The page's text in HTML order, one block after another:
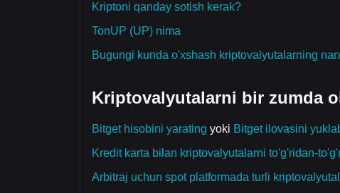
Kriptoni qanday sotish kerak?
TonUP (UP) nima
Bugungi kunda o'xshash kriptovalyutalarning
Kriptovalyutalarni bir zumda
Bitget hisobini yarating yoki Bitget ilovasini
Kredit karta bilan kriptovalyutalarni to'g'ridan-
Arbitraj uchun spot platformada turli